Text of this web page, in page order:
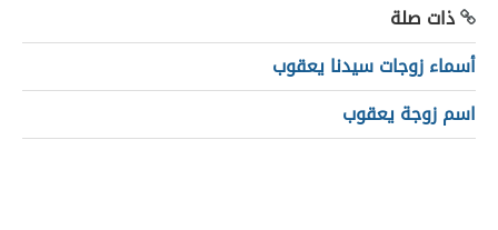
ذات صلة
أسماء زوجات سيدنا يعقوب
اسم زوجة يعقوب